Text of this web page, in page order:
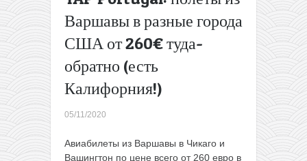
Варшавы в разные города
США от 260€ туда-
обратно (есть
Калифорния!)
05/11/2020
Авиабилеты из Варшавы в Чикаго и
Вашингтон по цене всего от 260 евро в
Калабрию